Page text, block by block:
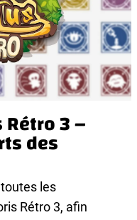
3 –
des
les
Rétro 3, afin